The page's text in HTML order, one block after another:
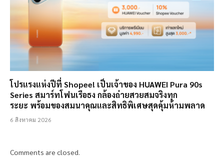
โปรแรงแห่งปีที่ Shopee! เป็นเจ้าของ HUAWEI Pura 90s
Series สมาร์ทโฟนเรือธง กล้องถ่ายสวยสมจริงทุก
ระยะ พร้อมของสมนาคุณและสิทธิพิเศษสุดคุ้มห้ามพลาด
6 สิงหาคม 2026
Comments are closed.